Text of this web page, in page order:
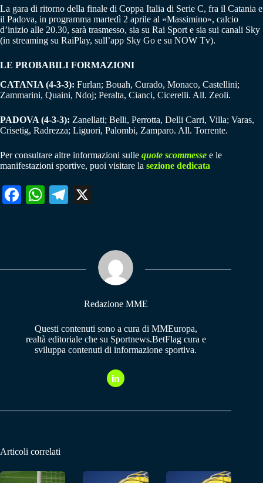
La gara di ritorno della finale di Coppa Italia di Serie C, fra il Catania e
il Padova, in programma martedì 2 aprile al «Massimino», calcio
d’inizio alle 20.30, sarà trasmesso, sia su Rai Sport e sia sui canali Sky
(in streaming su RaiPlay, sull’app Sky Go e su NOW Tv).
LE PROBABILI FORMAZIONI
CATANIA (4-3-3): Furlan; Bouah, Curado, Monaco, Castellini;
Zammarini, Quaini, Ndoj; Peralta, Cianci, Cicerelli. All. Zeoli.
PADOVA (4-3-3): Zanellati; Belli, Perrotta, Delli Carri, Villa; Varas,
Crisetig, Radrezza; Liguori, Palombi, Zamparo. All. Torrente.
Per consultare altre informazioni sulle quote scommesse e le
manifestazioni sportive, puoi visitare la sezione dedicata
Fa W
pp
Te
m
Redazione MME
Questi contenuti sono a cura di MMEuropa,
realtà editoriale che su Sportnews.BetFlag cura e
sviluppa contenuti di informazione sportiva.
Articoli correlati